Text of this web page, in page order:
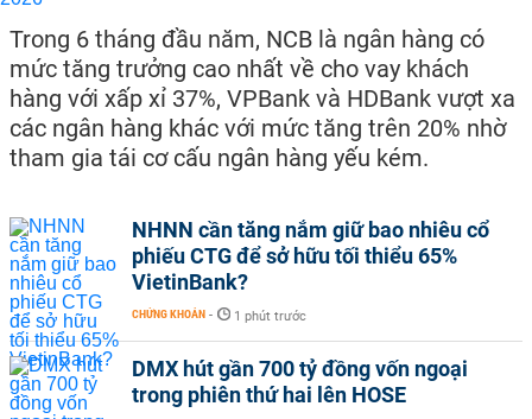
Trong 6 tháng đầu năm, NCB là ngân hàng có
mức tăng trưởng cao nhất về cho vay khách
hàng với xấp xỉ 37%, VPBank và HDBank vượt xa
các ngân hàng khác với mức tăng trên 20% nhờ
tham gia tái cơ cấu ngân hàng yếu kém.
NHNN cần tăng nắm giữ bao nhiêu cổ
phiếu CTG để sở hữu tối thiểu 65%
VietinBank?
CHỨNG KHOÁN - 1 phút trước
DMX hút gần 700 tỷ đồng vốn ngoại
trong phiên thứ hai lên HOSE